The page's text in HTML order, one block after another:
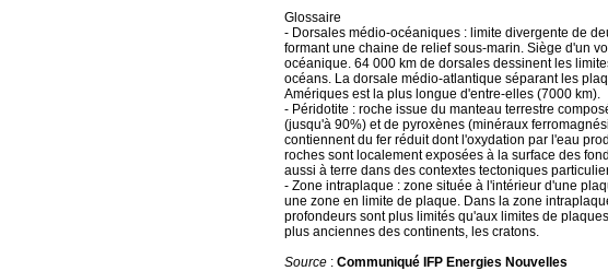
Glossaire
- Dorsales médio-océaniques : limite divergente de
formant une chaine de relief sous-marin. Siège d'un
océanique. 64 000 km de dorsales dessinent les
océans. La dorsale médio-atlantique séparant les
Amériques est la plus longue d'entre-elles (7000 km).
- Péridotite : roche issue du manteau terrestre
(jusqu'à 90%) et de pyroxènes (minéraux
contiennent du fer réduit dont l'oxydation par l'eau
roches sont localement exposées à la surface des
aussi à terre dans des contextes tectoniques
- Zone intraplaque : zone située à l'intérieur d'une
une zone en limite de plaque. Dans la zone
profondeurs sont plus limités qu'aux limites de
plus anciennes des continents, les cratons.
Source : Communiqué IFP Energies Nouvelles